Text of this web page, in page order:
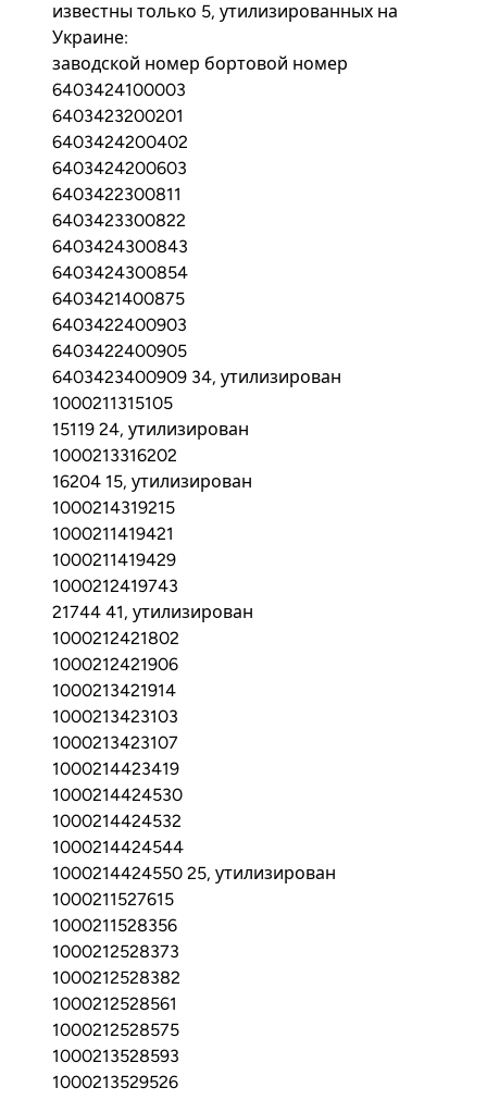
известны только 5, утилизированных на
Украине:
заводской номер бортовой номер
6403424100003
6403423200201
6403424200402
6403424200603
6403422300811
6403423300822
6403424300843
6403424300854
6403421400875
6403422400903
6403422400905
6403423400909 34, утилизирован
1000211315105
15119 24, утилизирован
1000213316202
16204 15, утилизирован
1000214319215
1000211419421
1000211419429
1000212419743
21744 41, утилизирован
1000212421802
1000212421906
1000213421914
1000213423103
1000213423107
1000214423419
1000214424530
1000214424532
1000214424544
1000214424550 25, утилизирован
1000211527615
1000211528356
1000212528373
1000212528382
1000212528561
1000212528575
1000213528593
1000213529526